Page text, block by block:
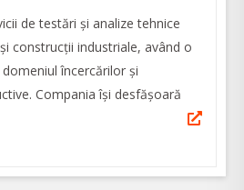
de testări și analize tehnice
construcții industriale, având o
încercărilor și
Compania își desfășoară